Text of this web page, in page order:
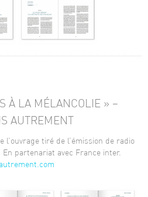
À LA MÉLANCOLIE » –
AUTREMENT
l’ouvrage tiré de l’émission de radio
En partenariat avec France inter.